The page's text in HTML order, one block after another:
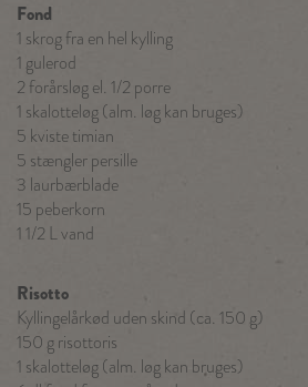
Fond
1 skrog fra en hel kylling
1 gulerod
2 forårsløg el. 1/2 porre
1 skalotteløg (alm. løg kan bruges)
5 kviste timian
5 stængler persille
3 laurbærblade
15 peberkorn
1 1/2 L vand
Risotto
Kyllingelårkød uden skind (ca. 150 g)
150 g risottoris
1 skalotteløg (alm. løg kan bruges)